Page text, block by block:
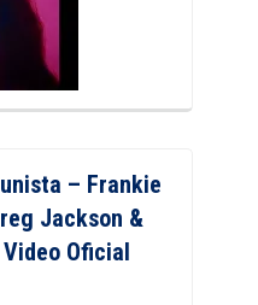
– Frankie
Jackson &
Video Oficial